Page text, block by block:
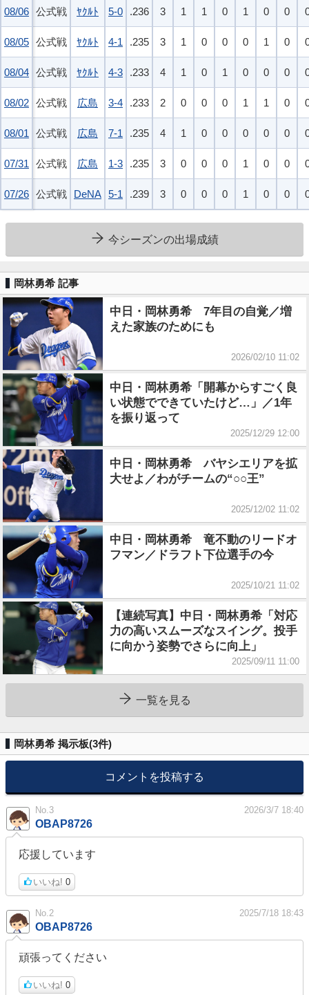
08/06
08/05
08/04
08/02
08/01
07/31
07/26
08/06 公式戦 ﾔｸﾙﾄ 5-0 .236 3 1 1 0 1 0 0
08/05 公式戦 ﾔｸﾙﾄ 4-1 .235 3 1 0 0 0 1 0
08/04 公式戦 ﾔｸﾙﾄ 4-3 .233 4 1 0 1 0 0 0
08/02 公式戦 広島 3-4 .233 2 0 0 0 1 1 0
08/01 公式戦 広島 7-1 .235 4 1 0 0 0 0 0
07/31 公式戦 広島 1-3 .235 3 0 0 0 1 0 0
07/26 公式戦 DeNA 5-1 .239 3 0 0 0 1 0 0
今シーズンの出場成績
岡林勇希 記事
中日・岡林勇希 7年目の自覚／増
えた家族のためにも
2026/02/10 11:02
中日・岡林勇希「開幕からすごく良
い状態でできていたけど…」／1年
を振り返って
2025/12/29 12:00
中日・岡林勇希 バヤシエリアを拡
大せよ／わがチームの“○○王”
2025/12/02 11:02
中日・岡林勇希 竜不動のリードオ
フマン／ドラフト下位選手の今
2025/10/21 11:02
【連続写真】中日・岡林勇希「対応
力の高いスムーズなスイング。投手
に向かう姿勢でさらに向上」
2025/09/11 11:00
一覧を見る
岡林勇希 掲示板(3件)
コメントを投稿する
No.3 2026/3/7 18:40
OBAP8726
応援しています
いいね! 0
No.2 2025/7/18 18:43
OBAP8726
頑張ってください
いいね! 0